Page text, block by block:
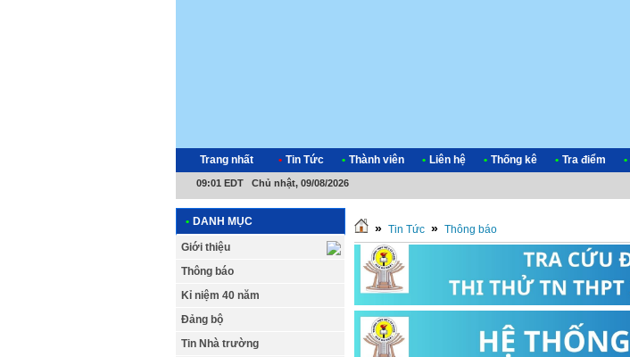
Trang nhất • Tin Tức • Thành viên • Liên hệ • Thống kê • Tra điểm •
09:01 EDT Chủ nhật, 09/08/2026
• DANH MỤC
Giới thiệu
Thông báo
Kỉ niệm 40 năm
Đảng bộ
Tin Nhà trường
» Tin Tức » Thông báo